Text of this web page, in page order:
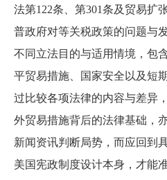
法第122条、第301条及贸易扩
普政府对等关税政策的问题与
不同立法目的与适用情境，包
平贸易措施、国家安全以及短
过比较各项法律的内容与差异
外贸易措施背后的法律基础，
新闻资讯判断局势，而应回到
美国宪政制度设计本身，才能